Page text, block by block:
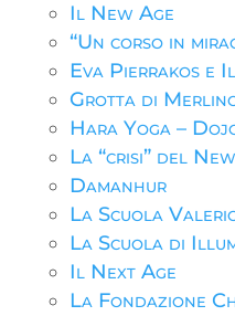
Il New Age
“Un corso in
Eva Pierrakos e
Grotta di
Hara Yoga –
La “crisi” del
Damanhur
La Scuola
La Scuola di
Il Next Age
La Fondazione